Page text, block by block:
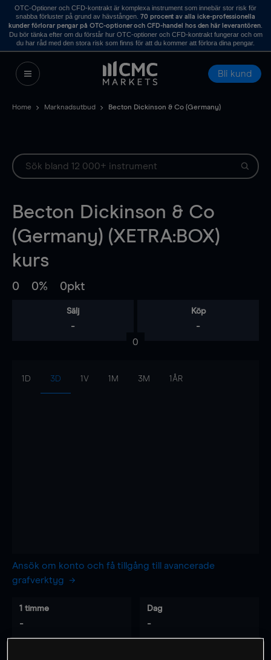
OTC-Optioner och CFD-kontrakt är komplexa instrument som innebär stor risk för
snabba förluster på grund av hävstången. 70 procent av alla icke-professionella
kunder förlorar pengar på OTC-optioner och CFD-handel hos den här leverantören.
Du bör tänka efter om du förstår hur OTC-optioner och CFD-kontrakt fungerar och om
du har råd med den stora risk som finns för att du kommer att förlora dina pengar.
Bli kund
Home Marknadsutbud Becton Dickinson & Co (Germany)
Becton Dickinson & Co
(Germany) (XETRA:BOX)
kurs
0 0% 0pkt
Sälj
-
Köp
-
0
1D 3D 1V 1M 3M 1ÅR
Ansök om konto och få tillgång till avancerade
grafverktyg
1 timme
-
Dag
-